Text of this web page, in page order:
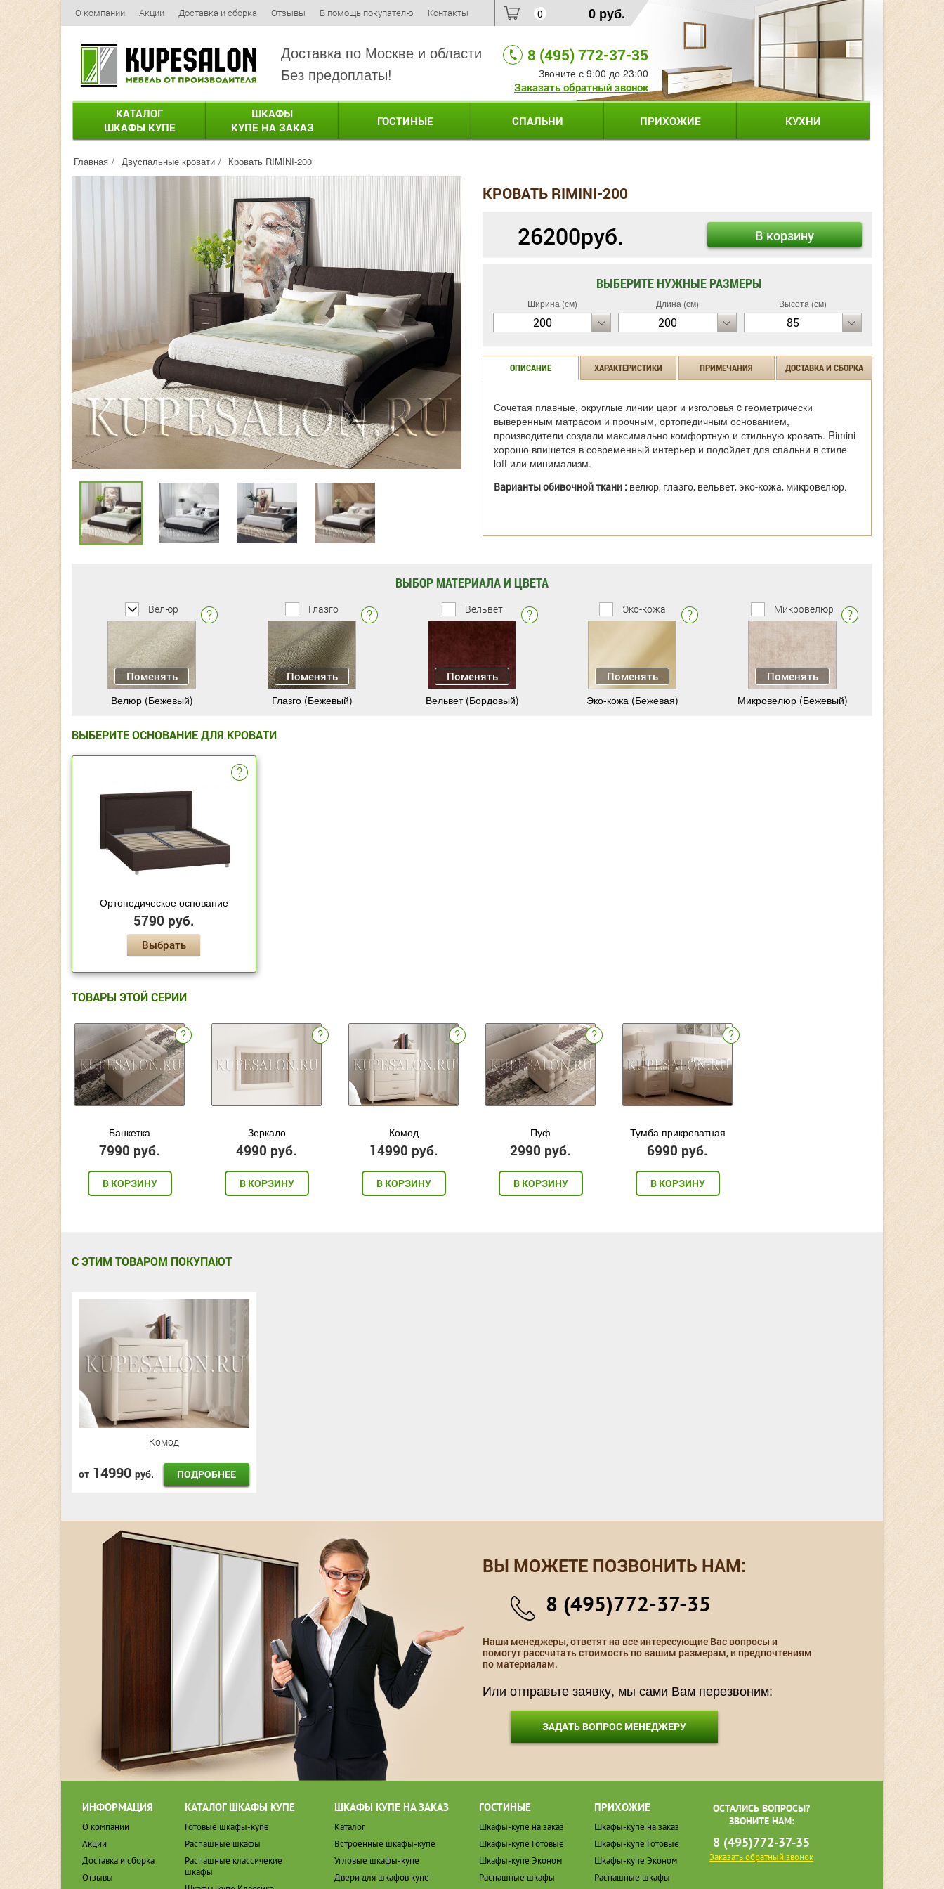
О компании Акции Доставка и сборка Отзывы В помощь покупателю Контакты 0 0 руб.
Доставка по Москве и области
Без предоплаты!
8 (495) 772-37-35
Звоните с 9:00 до 23:00
Заказать обратный звонок
КАТАЛОГ
ШКАФЫ КУПЕ
ШКАФЫ
КУПЕ НА ЗАКАЗ
ГОСТИНЫЕ СПАЛЬНИ ПРИХОЖИЕ КУХНИ
Главная Двуспальные кровати Кровать RIMINI-200
КРОВАТЬ RIMINI-200
26200руб. В корзину
ВЫБЕРИТЕ НУЖНЫЕ РАЗМЕРЫ
Ширина (см)
200
Длина (см)
200
Высота (см)
85
ОПИСАНИЕ ХАРАКТЕРИСТИКИ ПРИМЕЧАНИЯ ДОСТАВКА И СБОРКА
Сочетая плавные, округлые линии царг и изголовья c геометрически
выверенным матрасом и прочным, ортопедичным основанием,
производители создали максимально комфортную и стильную кровать. Rimini
хорошо впишется в современный интерьер и подойдет для спальни в стиле
loft или минимализм.
Варианты обивочной ткани : велюр, глазго, вельвет, эко-кожа, микровелюр.
ВЫБОР МАТЕРИАЛА И ЦВЕТА
Велюр
Поменять
Велюр (Бежевый)
Глазго
Поменять
Глазго (Бежевый)
Вельвет
Поменять
Вельвет (Бордовый)
Эко-кожа
Поменять
Эко-кожа (Бежевая)
Микровелюр
Поменять
Микровелюр (Бежевый)
ВЫБЕРИТЕ ОСНОВАНИЕ ДЛЯ КРОВАТИ
Ортопедическое основание
5790 руб.
Выбрать
ТОВАРЫ ЭТОЙ СЕРИИ
Банкетка
7990 руб.
В КОРЗИНУ
Зеркало
4990 руб.
В КОРЗИНУ
Комод
14990 руб.
В КОРЗИНУ
Пуф
2990 руб.
В КОРЗИНУ
Тумба прикроватная
6990 руб.
В КОРЗИНУ
С ЭТИМ ТОВАРОМ ПОКУПАЮТ
Комод
от 14990 руб. ПОДРОБНЕЕ
ВЫ МОЖЕТЕ ПОЗВОНИТЬ НАМ:
8 (495)772-37-35
Наши менеджеры, ответят на все интересующие Вас вопросы и
помогут рассчитать стоимость по вашим размерам, и предпочтениям
по материалам.
Или отправьте заявку, мы сами Вам перезвоним:
ЗАДАТЬ ВОПРОС МЕНЕДЖЕРУ
ИНФОРМАЦИЯ
О компании
Акции
Доставка и сборка
Отзывы
КАТАЛОГ ШКАФЫ КУПЕ
Готовые шкафы-купе
Распашные шкафы
Распашные классичекие
шкафы
ШКАФЫ КУПЕ НА ЗАКАЗ
Каталог
Встроенные шкафы-купе
Угловые шкафы-купе
Двери для шкафов купе
ГОСТИНЫЕ
Шкафы-купе на заказ
Шкафы-купе Готовые
Шкафы-купе Эконом
Распашные шкафы
ПРИХОЖИЕ
Шкафы-купе на заказ
Шкафы-купе Готовые
Шкафы-купе Эконом
Распашные шкафы
ОСТАЛИСЬ ВОПРОСЫ?
ЗВОНИТЕ НАМ:
8 (495)772-37-35
Заказать обратный звонок